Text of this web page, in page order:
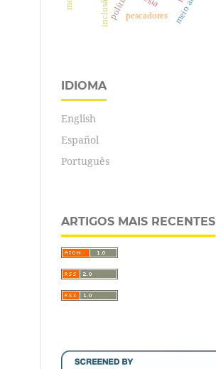
inclusão pescadores
IDIOMA
English
Español
Português
ARTIGOS MAIS RECENTES